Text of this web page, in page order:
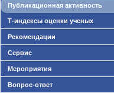
Публикационная активность
Т-индексы оценки ученых
Рекомендации
Сервис
Мероприятия
Вопрос-ответ